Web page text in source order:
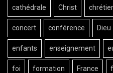
cathédrale Christ
concert conférence Dieu
enfants enseignement
foi formation France